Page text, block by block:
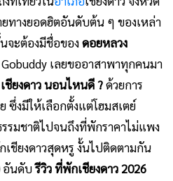
ทางยอดฮิตอันดับต้น ๆ ของเหล่า
จะต้องมีชื่อของดอยหลวง
เลยขออาสาพาทุกคนมา
เชียงดาว นอนไหนดี ?ด้วยการ
ซึ่งมีให้เลือกตั้งแต่โฮมสเตย์
รรมชาติไปจนถึงที่พักราคาไม่แพง
ชียงดาวสุดหรู งั้นไปติดตามกัน
อันดับรีวิว ที่พักเชียงดาว 2026